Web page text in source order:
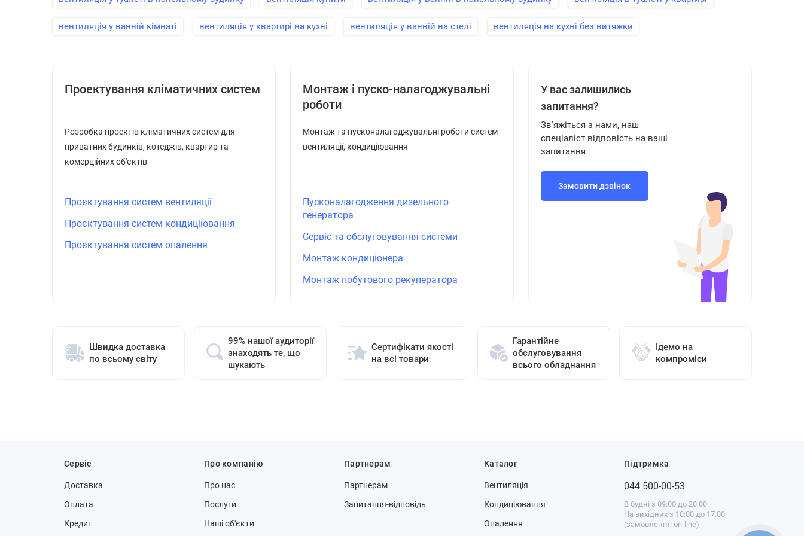
вентиляція у ванній кімнаті вентиляція у квартирі на кухні вентиляція у ванній на стелі вентиляція на кухні без витяжки
Проектування кліматичних систем
Розробка проектів кліматичних систем для
приватних будинків, котеджів, квартир та
комерційних об'єктів
Проєктування систем вентиляції
Проєктування систем кондиціювання
Проєктування систем опалення
Монтаж і пуско-налагоджувальні
роботи
Монтаж та пусконалагоджувальні роботи систем
вентиляції, кондиціювання
Пусконалагодження дизельного
генератора
Сервіс та обслуговування системи
Монтаж кондиціонера
Монтаж побутового рекуператора
У вас залишились
запитання?
Зв'яжіться з нами, наш
спеціаліст відповість на ваші
запитання
Замовити дзвінок
Швидка доставка
по всьому світу
99% нашої аудиторії
знаходять те, що
шукають
Сертифікати якості
на всі товари
Гарантійне
обслуговування
всього обладнання
Ідемо на
компроміси
Сервіс
Доставка
Оплата
Кредит
Про компанію
Про нас
Послуги
Наші об'єкти
Партнерам
Партнерам
Запитання-відповідь
Каталог
Вентиляція
Кондиціювання
Опалення
Підтримка
044 500-00-53
В будні з 09:00 до 20:00
На вихідних з 10:00 до 17:00
(замовлення on-line)